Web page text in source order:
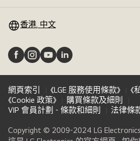
換 香港, 中文
網頁索引 《LGE 服務使用條款》
《
《Cookie 政策》
購買條款及細則
VIP 會員計劃 - 條款和細則
法律條
Copyright © 2009-2024 LG